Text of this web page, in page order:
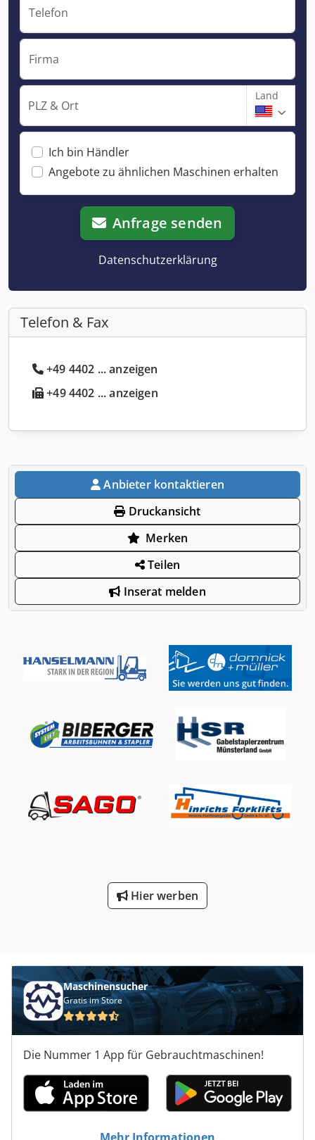
Telefon
Firma
PLZ & Ort
Land
Ich bin Händler
Angebote zu ähnlichen Maschinen erhalten
Anfrage senden
Datenschutzerklärung
Telefon & Fax
+49 4402 ... anzeigen
+49 4402 ... anzeigen
Anbieter kontaktieren
Druckansicht
Merken
Teilen
Inserat melden
Hier werben
Maschinensucher
Gratis im Store
Die Nummer 1 App für Gebrauchtmaschinen!